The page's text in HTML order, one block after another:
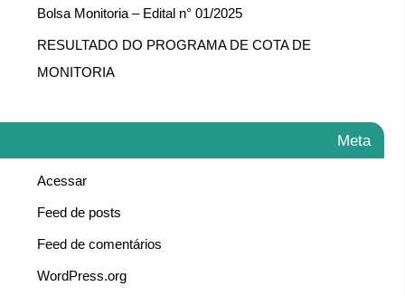
Bolsa Monitoria – Edital n° 01/2025
RESULTADO DO PROGRAMA DE COTA DE
MONITORIA
Meta
Acessar
Feed de posts
Feed de comentários
WordPress.org